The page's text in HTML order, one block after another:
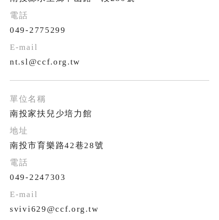
049-2775299
nt.sl@ccf.org.tw
南投家扶兒少培力館
南投市育樂路42巷28號
049-2247303
svivi629@ccf.org.tw